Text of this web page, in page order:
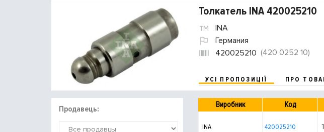
Толкатель INA 420025210
INA
Германия
420025210 (420 0252 10)
УСІ ПРОПОЗИЦІЇ ПРО
Продавець: Виробник Код
INA 420025210